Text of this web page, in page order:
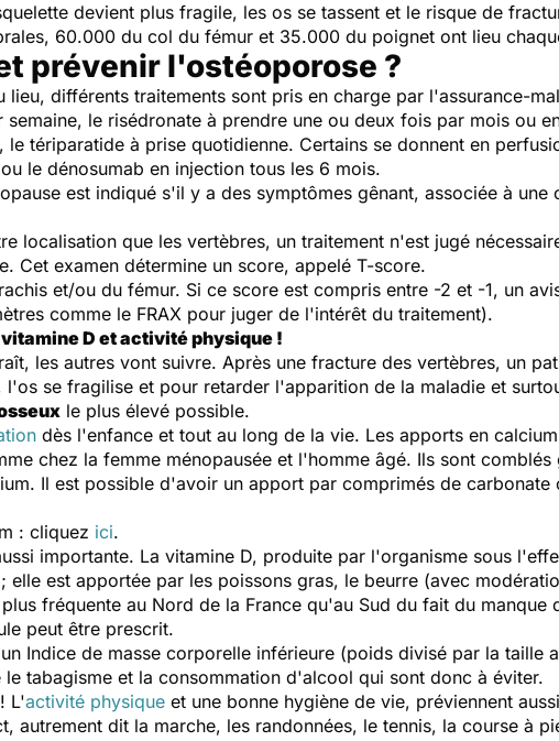
devient plus fragile, les os se tassent et le risque de
60.000 du col du fémur et 35.000 du poignet ont lieu
prévenir l'ostéoporose ?
lieu, différents traitements sont pris en charge par l'assurance-
le risédronate à prendre une ou deux fois par mois ou
tériparatide à prise quotidienne. Certains se donnent en
le dénosumab en injection tous les 6 mois.
est indiqué s'il y a des symptômes gênant, associée à une
localisation que les vertèbres, un traitement n'est jugé
Cet examen détermine un score, appelé T-score.
et/ou du fémur. Si ce score est compris entre -2 et -1, un
comme le FRAX pour juger de l'intérêt du traitement).
D et activité physique !
les autres vont suivre. Après une fracture des vertèbres, un
se fragilise et pour retarder l'apparition de la maladie et
le plus élevé possible.
dès l'enfance et tout au long de la vie. Les apports en
chez la femme ménopausée et l'homme âgé. Ils sont
Il est possible d'avoir un apport par comprimés de carbonate
: cliquez ici.
importante. La vitamine D, produite par l'organisme sous
est apportée par les poissons gras, le beurre (avec
fréquente au Nord de la France qu'au Sud du fait du manque
peut être prescrit.
Indice de masse corporelle inférieure (poids divisé par la taille
tabagisme et la consommation d'alcool qui sont donc à éviter.
L'activité physique et une bonne hygiène de vie, préviennent
autrement dit la marche, les randonnées, le tennis, la course à